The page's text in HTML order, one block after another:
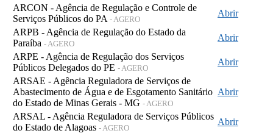
ARCON - Agência de Regulação e Controle de
Serviços Públicos do PA - AGERO
Abrir
ARPB - Agência de Regulação do Estado da
Paraíba - AGERO
Abrir
ARPE - Agência de Regulação dos Serviços
Públicos Delegados do PE - AGERO
Abrir
ARSAE - Agência Reguladora de Serviços de
Abastecimento de Água e de Esgotamento Sanitário
do Estado de Minas Gerais - MG - AGERO
Abrir
ARSAL - Agência Reguladora de Serviços Públicos
do Estado de Alagoas - AGERO
Abrir